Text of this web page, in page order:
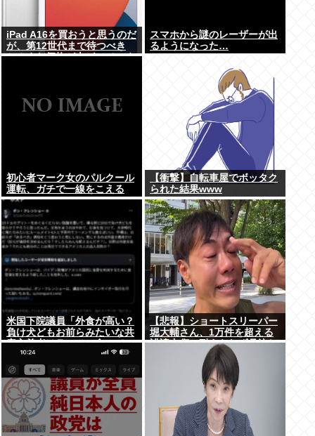
iPad A16を買おうと思うのだ
が、第12世代まで待つべき
か？まだ価格が上がっていく
スマホから謎のレーザーが出
るようになった…
初心者マーク女のパルクール
運転、ガチで一線をこえる
【衝撃】自転車屋でボッタク
られた結果www
米国下院議員「外食が高い？
負け犬どもお前らみたいな共
産主義者はラーメン食って
ろ」→炎上
【悲報】ショートスリーパー
堀大輔さん、1万件を超える
誹謗中傷に耐えられず号泣し